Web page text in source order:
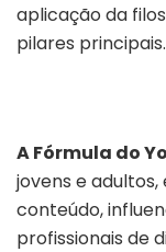
aplicação da
pilares principais.
A Fórmula do
jovens e
conteúdo,
profissionais de